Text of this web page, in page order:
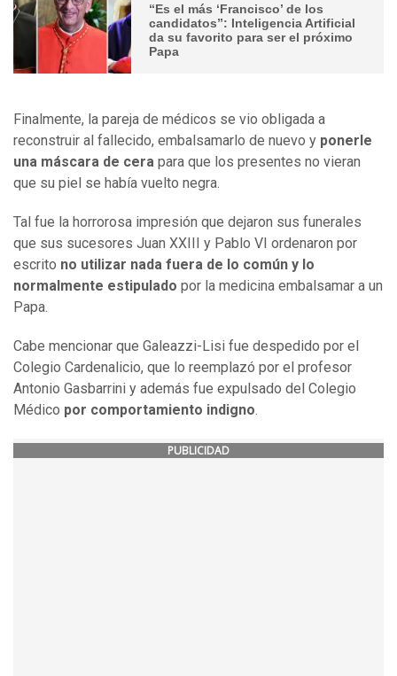
“Es el más ‘Francisco’ de los
candidatos”: Inteligencia Artificial
da su favorito para ser el próximo
Papa
Finalmente, la pareja de médicos se vio obligada a
reconstruir al fallecido, embalsamarlo de nuevo y ponerle
una máscara de cera para que los presentes no vieran
que su piel se había vuelto negra.
Tal fue la horrorosa impresión que dejaron sus funerales
que sus sucesores Juan XXIII y Pablo VI ordenaron por
escrito no utilizar nada fuera de lo común y lo
normalmente estipulado por la medicina embalsamar a un
Papa.
Cabe mencionar que Galeazzi-Lisi fue despedido por el
Colegio Cardenalicio, que lo reemplazó por el profesor
Antonio Gasbarrini y además fue expulsado del Colegio
Médico por comportamiento indigno.
PUBLICIDAD